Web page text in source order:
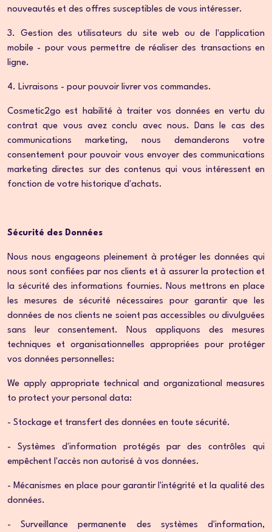
nouveautés et des offres susceptibles de vous intéresser.
3. Gestion des utilisateurs du site web ou de l'application
mobile - pour vous permettre de réaliser des transactions en
ligne.
4. Livraisons - pour pouvoir livrer vos commandes.
Cosmetic2go est habilité à traiter vos données en vertu du
contrat que vous avez conclu avec nous. Dans le cas des
communications marketing, nous demanderons votre
consentement pour pouvoir vous envoyer des communications
marketing directes sur des contenus qui vous intéressent en
fonction de votre historique d'achats.
Sécurité des Données
Nous nous engageons pleinement à protéger les données qui
nous sont confiées par nos clients et à assurer la protection et
la sécurité des informations fournies. Nous mettrons en place
les mesures de sécurité nécessaires pour garantir que les
données de nos clients ne soient pas accessibles ou divulguées
sans leur consentement. Nous appliquons des mesures
techniques et organisationnelles appropriées pour protéger
vos données personnelles:
We apply appropriate technical and organizational measures
to protect your personal data:
- Stockage et transfert des données en toute sécurité.
- Systèmes d'information protégés par des contrôles qui
empêchent l'accès non autorisé à vos données.
- Mécanismes en place pour garantir l'intégrité et la qualité des
données.
- Surveillance permanente des systèmes d'information,